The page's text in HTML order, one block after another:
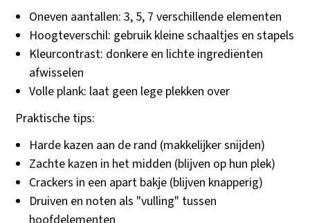
Oneven aantallen: 3, 5, 7 verschillende elementen
Hoogteverschil: gebruik kleine schaaltjes en stapels
Kleurcontrast: donkere en lichte ingrediënten
afwisselen
Volle plank: laat geen lege plekken over
Praktische tips:
Harde kazen aan de rand (makkelijker snijden)
Zachte kazen in het midden (blijven op hun plek)
Crackers in een apart bakje (blijven knapperig)
Druiven en noten als "vulling" tussen